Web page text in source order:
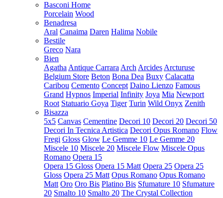
Basconi Home
Porcelain Wood
Benadresa
Aral Canaima Daren Halima Nobile
Bestile
Greco Nara
Bien
Agatha Antique Carrara Arch Arcides Arcturuse
Belgium Store Beton Bona Dea Buxy Calacatta
Caribou Cemento Concept Daino Lienzo Famous
Grand Hypnos Imperial Infinity Joya Mia Newport
Root Statuario Goya Tiger Turin Wild Onyx Zenith
Bisazza
5x5 Canvas Cementine Decori 10 Decori 20 Decori 50
Decori In Tecnica Artistica Decori Opus Romano Flow
Fregi Gloss Glow Le Gemme 10 Le Gemme 20
Miscele 10 Miscele 20 Miscele Flow Miscele Opus
Romano Opera 15
Opera 15 Gloss Opera 15 Matt Opera 25 Opera 25
Gloss Opera 25 Matt Opus Romano Opus Romano
Matt Oro Oro Bis Platino Bis Sfumature 10 Sfumature
20 Smalto 10 Smalto 20 The Crystal Collection